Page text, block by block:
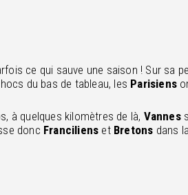
ce qui sauve une saison ! Sur sa
du bas de tableau, les Parisiens
à quelques kilomètres de là, Vannes
donc Franciliens et Bretons dans